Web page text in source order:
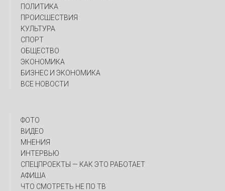
ПОЛИТИКА
ПРОИСШЕСТВИЯ
КУЛЬТУРА
СПОРТ
ОБЩЕСТВО
ЭКОНОМИКА
БИЗНЕС И ЭКОНОМИКА
ВСЕ НОВОСТИ
ФОТО
ВИДЕО
МНЕНИЯ
ИНТЕРВЬЮ
CПЕЦПРОЕКТЫ — КАК ЭТО РАБОТАЕТ
АФИША
ЧТО СМОТРЕТЬ НЕ ПО ТВ